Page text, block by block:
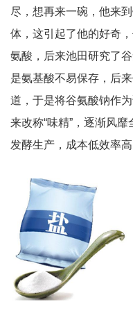
尽，想再来一碗，他来
体，这引起了他的好奇
氨酸，后来池田研究了
是氨基酸不易保存，后
道，于是将谷氨酸钠作
来改称“味精”，逐渐风
发酵生产，成本低效率高